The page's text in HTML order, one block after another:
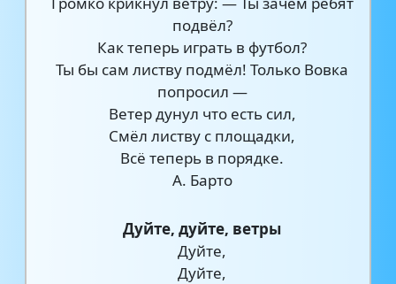
подвёл?
Как теперь играть в футбол?
Ты бы сам листву подмёл! Только Вовка
попросил —
Ветер дунул что есть сил,
Смёл листву с площадки,
Всё теперь в порядке.
А. Барто
Дуйте, дуйте, ветры
Дуйте,
Дуйте,